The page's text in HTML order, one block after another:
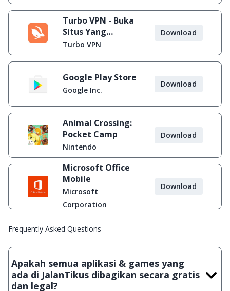
Turbo VPN - Buka
Situs Yang
Diblokir
Turbo VPN
Download
Google Play Store
Google Inc.
Download
Animal Crossing:
Pocket Camp
Nintendo
Download
Microsoft Office
Mobile
Microsoft
Corporation
Download
Frequently Asked Questions
Apakah semua aplikasi & games yang
ada di JalanTikus dibagikan secara gratis
dan legal?